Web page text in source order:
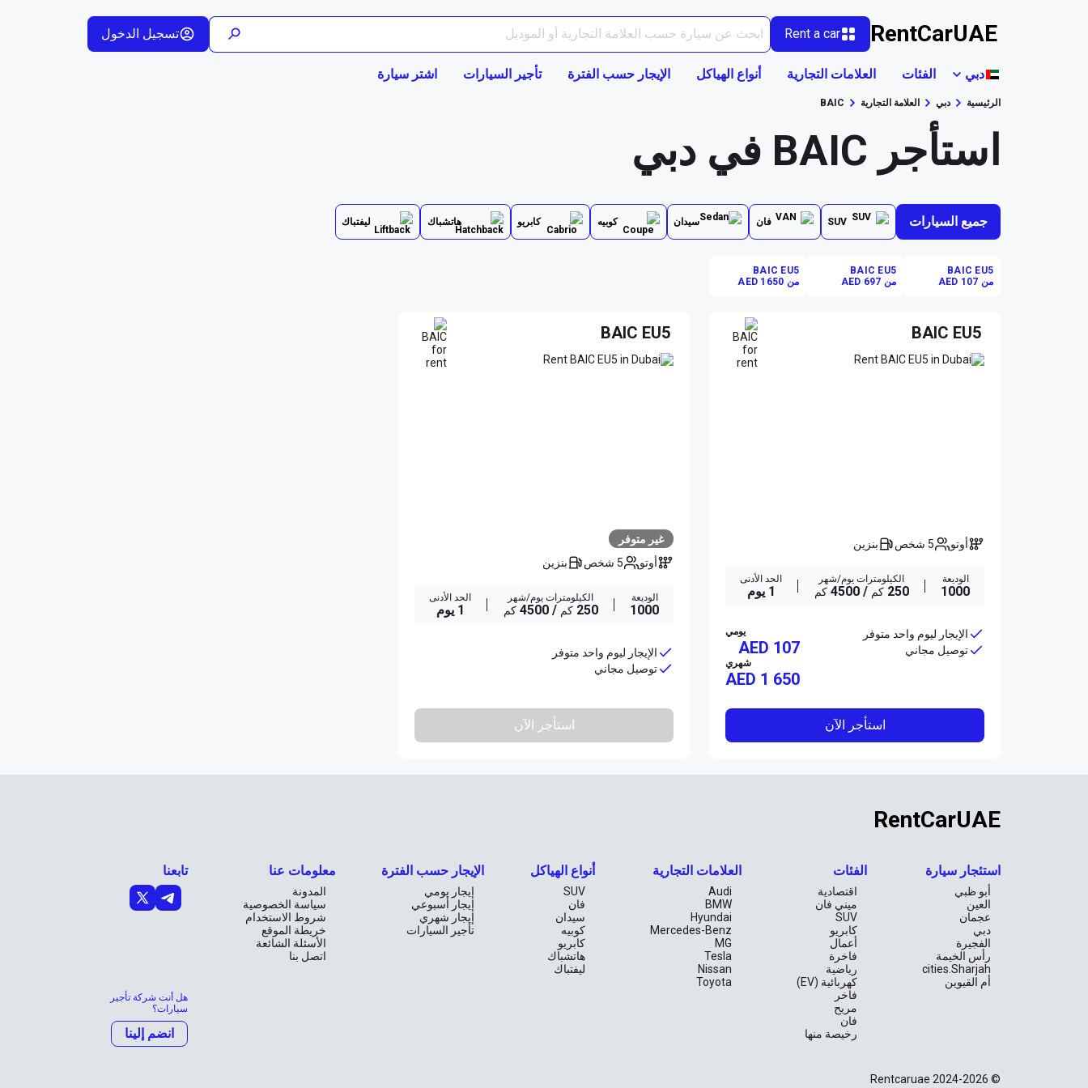
RentCarUAE
Rent a car تسجيل الدخول
دبي الفئات العلامات التجارية أنواع الهياكل الإيجار حسب الفترة تأجير السيارات اشتر سيارة
الرئيسية دبي العلامة التجارية BAIC
استأجر BAIC في دبي
جميع السيارات SUV فان سيدان كوبيه كابريو هاتشباك ليفتباك
BAIC EU5
من AED 107
BAIC EU5
من AED 697
BAIC EU5
من AED 1650
BAIC EU5
أوتو 5 شخص بنزين
الوديعة
1000
الكيلومترات يوم/شهر
250 كم / 4500 كم
الحد الأدنى
1 يوم
الإيجار ليوم واحد متوفر
توصيل مجاني
يومي
AED 107
شهري
AED 1 650
استأجر الآن
BAIC EU5
غير متوفر
أوتو
5 شخص بنزين
الوديعة
1000
الكيلومترات يوم/شهر
250 كم / 4500 كم
الحد الأدنى
1 يوم
الإيجار ليوم واحد متوفر
توصيل مجاني
استأجر الآن
RentCarUAE
استئجار سيارة
أبو ظبي
العين
عجمان
دبي
الفجيرة
رأس الخيمة
cities.Sharjah
أم القيوين
الفئات
اقتصادية
ميني فان
SUV
كابريو
أعمال
فاخرة
رياضية
كهربائية (EV)
فاخر
مريح
فان
رخيصة منها
العلامات التجارية
Audi
BMW
Hyundai
Mercedes-Benz
MG
Tesla
Nissan
Toyota
أنواع الهياكل
SUV
فان
سيدان
كوبيه
كابريو
هاتشباك
ليفتباك
الإيجار حسب الفترة
إيجار يومي
إيجار أسبوعي
إيجار شهري
تأجير السيارات
معلومات عنا
المدونة
سياسة الخصوصية
شروط الاستخدام
خريطة الموقع
الأسئلة الشائعة
اتصل بنا
تابعنا
هل أنت شركة تأجير
سيارات؟
انضم إلينا
© Rentcaruae 2024-2026